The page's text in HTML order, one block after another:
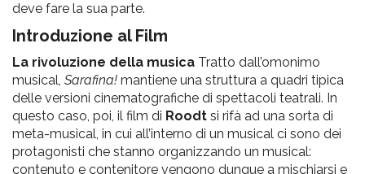
deve fare la sua parte.
Introduzione al Film
La rivoluzione della musica Tratto dall’omonimo
musical, Sarafina! mantiene una struttura a quadri tipica
delle versioni cinematografiche di spettacoli teatrali. In
questo caso, poi, il film di Roodt si rifà ad una sorta di
meta-musical, in cui all’interno di un musical ci sono dei
protagonisti che stanno organizzando un musical:
contenuto e contenitore vengono dunque a mischiarsi e